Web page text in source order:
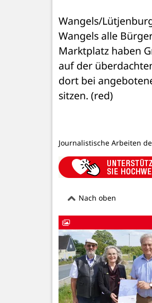
Wangels/
Wangels alle
Marktplatz haben
auf der
dort bei
sitzen. (red)
Journalistische Arbeiten
Nach oben